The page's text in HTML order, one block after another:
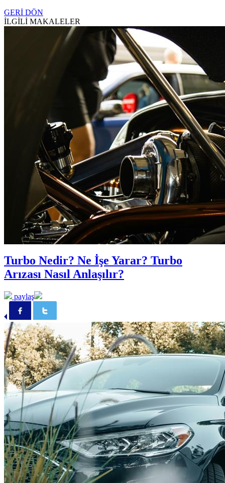
GERİ DÖN
İLGİLİ MAKALELER
Turbo Nedir? Ne İşe Yarar? Turbo
Arızası Nasıl Anlaşılır?
paylaş